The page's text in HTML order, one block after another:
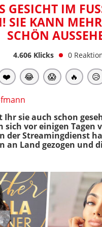
GESICHT IM
KANN MEHR
CHÖN
4.606Klicks 0
❤️ 😂 😱 🔥 😥
Ihr sie auch schon
sich vor einigen Tagen
der Streamingdienst
an Land gezogen und